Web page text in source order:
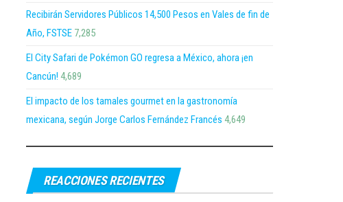
Recibirán Servidores Públicos 14,500 Pesos en Vales de fin de
Año, FSTSE 7,285
El City Safari de Pokémon GO regresa a México, ahora ¡en
Cancún! 4,689
El impacto de los tamales gourmet en la gastronomía
mexicana, según Jorge Carlos Fernández Francés 4,649
REACCIONES RECIENTES